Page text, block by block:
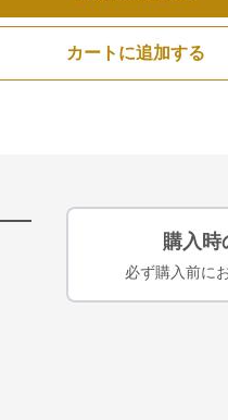
カートに追加する
購入時
必ず購入前に